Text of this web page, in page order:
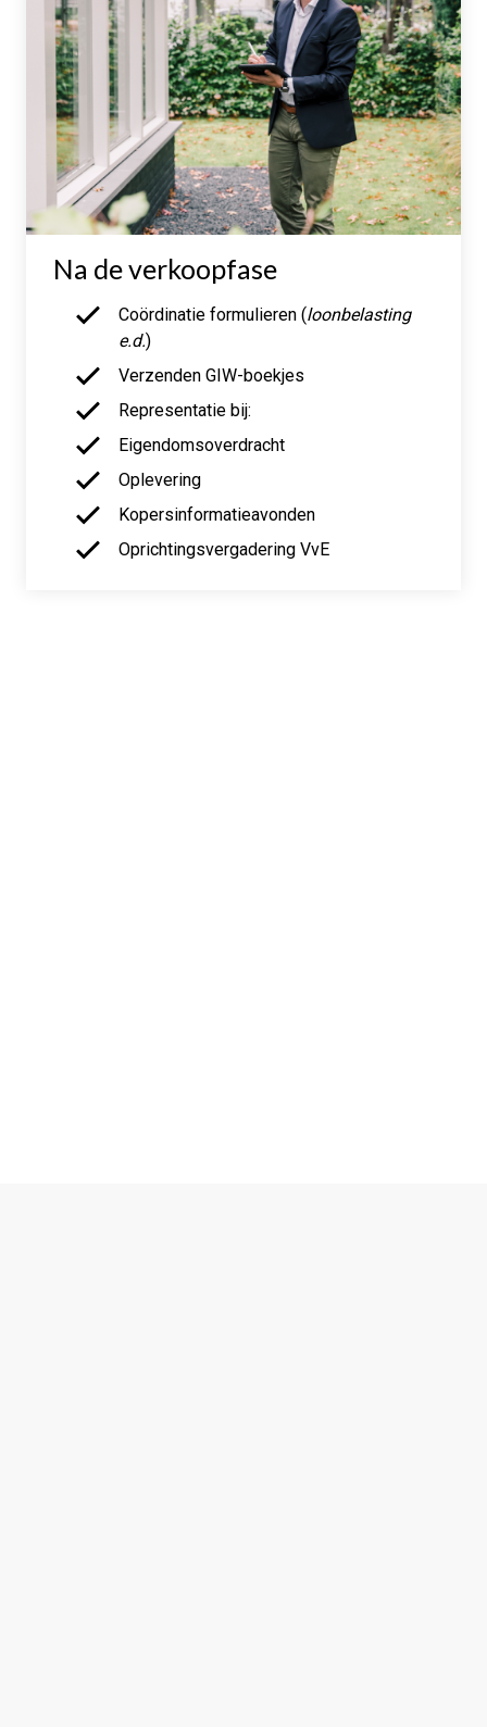
Na de verkoopfase
Coördinatie formulieren (loonbelasting
e.d.)
Verzenden GIW-boekjes
Representatie bij:
Eigendomsoverdracht
Oplevering
Kopersinformatieavonden
Oprichtingsvergadering VvE